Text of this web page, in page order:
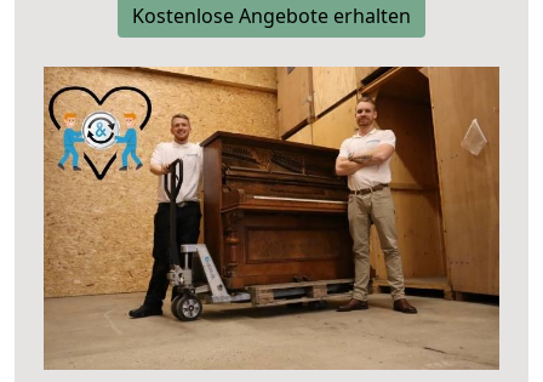
Kostenlose Angebote erhalten